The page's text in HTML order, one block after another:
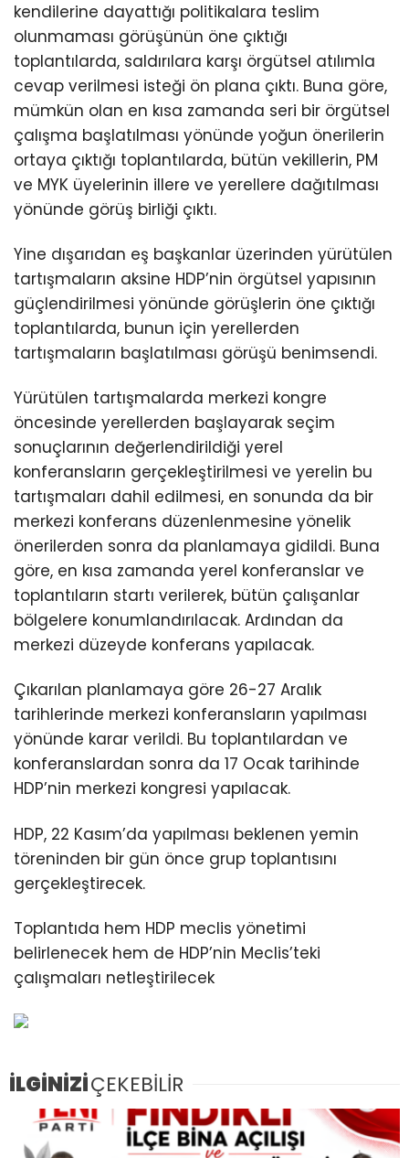
kendilerine dayattığı politikalara teslim
olunmaması görüşünün öne çıktığı
toplantılarda, saldırılara karşı örgütsel atılımla
cevap verilmesi isteği ön plana çıktı. Buna göre,
mümkün olan en kısa zamanda seri bir örgütsel
çalışma başlatılması yönünde yoğun önerilerin
ortaya çıktığı toplantılarda, bütün vekillerin, PM
ve MYK üyelerinin illere ve yerellere dağıtılması
yönünde görüş birliği çıktı.
Yine dışarıdan eş başkanlar üzerinden yürütülen
tartışmaların aksine HDP’nin örgütsel yapısının
güçlendirilmesi yönünde görüşlerin öne çıktığı
toplantılarda, bunun için yerellerden
tartışmaların başlatılması görüşü benimsendi.
Yürütülen tartışmalarda merkezi kongre
öncesinde yerellerden başlayarak seçim
sonuçlarının değerlendirildiği yerel
konferansların gerçekleştirilmesi ve yerelin bu
tartışmaları dahil edilmesi, en sonunda da bir
merkezi konferans düzenlenmesine yönelik
önerilerden sonra da planlamaya gidildi. Buna
göre, en kısa zamanda yerel konferanslar ve
toplantıların startı verilerek, bütün çalışanlar
bölgelere konumlandırılacak. Ardından da
merkezi düzeyde konferans yapılacak.
Çıkarılan planlamaya göre 26-27 Aralık
tarihlerinde merkezi konferansların yapılması
yönünde karar verildi. Bu toplantılardan ve
konferanslardan sonra da 17 Ocak tarihinde
HDP’nin merkezi kongresi yapılacak.
HDP, 22 Kasım’da yapılması beklenen yemin
töreninden bir gün önce grup toplantısını
gerçekleştirecek.
Toplantıda hem HDP meclis yönetimi
belirlenecek hem de HDP’nin Meclis’teki
çalışmaları netleştirilecek
İLGİNİZİÇEKEBİLİR